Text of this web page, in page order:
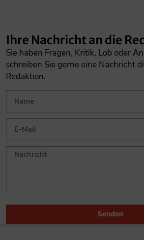
Ihre Nachricht an die
Sie haben Fragen, Kritik, Lob oder
schreiben Sie gerne eine Nachricht
Redaktion.
Senden